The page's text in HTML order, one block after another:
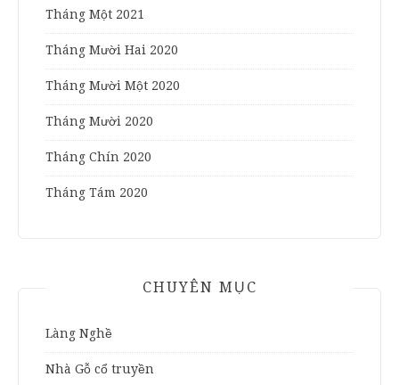
Tháng Một 2021
Tháng Mười Hai 2020
Tháng Mười Một 2020
Tháng Mười 2020
Tháng Chín 2020
Tháng Tám 2020
CHUYÊN MỤC
Làng Nghề
Nhà Gỗ cổ truyền